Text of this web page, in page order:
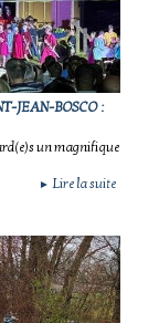
JEAN-BOSCO :
un magnifique
► Lire la suite